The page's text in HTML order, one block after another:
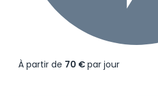
À partir de 70 €par jour